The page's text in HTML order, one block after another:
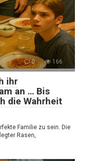
0 166
ihr
an … Bis
die Wahrheit
Familie zu sein. Die
Rasen,